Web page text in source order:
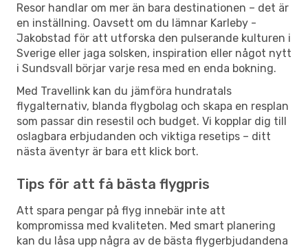
Resor handlar om mer än bara destinationen – det är
en inställning. Oavsett om du lämnar Karleby -
Jakobstad för att utforska den pulserande kulturen i
Sverige eller jaga solsken, inspiration eller något nytt
i Sundsvall börjar varje resa med en enda bokning.
Med Travellink kan du jämföra hundratals
flygalternativ, blanda flygbolag och skapa en resplan
som passar din resestil och budget. Vi kopplar dig till
oslagbara erbjudanden och viktiga resetips – ditt
nästa äventyr är bara ett klick bort.
Tips för att få bästa flygpris
Att spara pengar på flyg innebär inte att
kompromissa med kvaliteten. Med smart planering
kan du låsa upp några av de bästa flygerbjudandena